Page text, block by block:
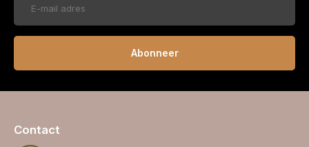
Abonneer
Contact